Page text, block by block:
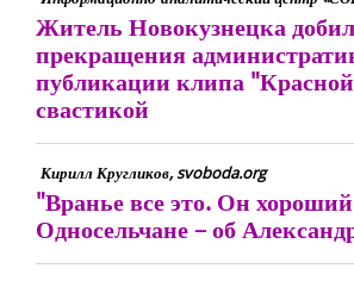
Житель Новокузнецка
прекращения
публикации клипа
свастикой
Кирилл Кругликов, svoboda.org
"Вранье все это. Он
Односельчане – об